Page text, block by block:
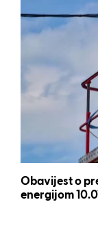
Obavijest o
energijom